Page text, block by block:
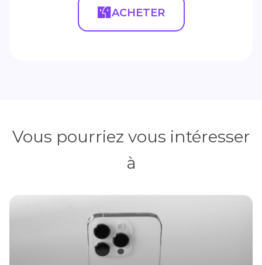
ACHETER
Vous pourriez vous intéresser
à